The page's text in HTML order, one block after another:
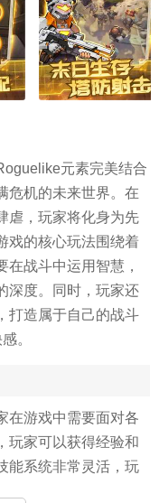
元素完美结合
危机的未来世界。在
虐，玩家将化身为先
戏的核心玩法围绕着
战斗中运用智慧，
深度。同时，玩家还
打造属于自己的战斗
。
在游戏中需要面对各
玩家可以获得经验和
能系统非常灵活，玩